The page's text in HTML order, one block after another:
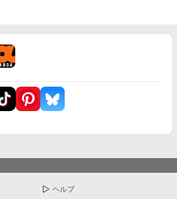
ヘルプ